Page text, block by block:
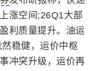
涨空间;26Q1大部
利质量提升。油运
稳健，运价中枢
冲突升级，运价再